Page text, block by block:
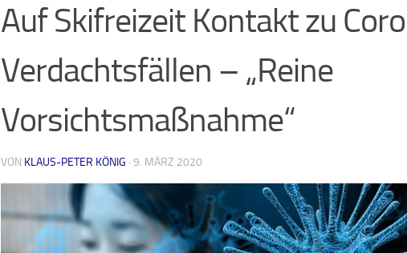
Auf Skifreizeit Kontakt zu
Verdachtsfällen – „Reine
Vorsichtsmaßnahme“
VON KLAUS-PETER KÖNIG · 9. MÄRZ 2020